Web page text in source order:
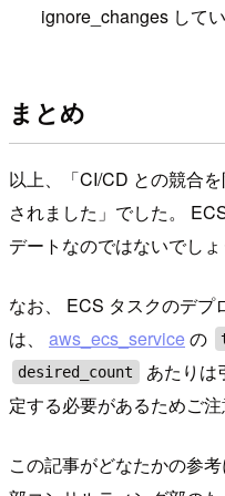
ignore_changes して
まとめ
以上、「CI/CD との競合
されました」でした。
デートなのではないでしょ
なお、 ECS タスクのデプ
は、 aws_ecs_serviceの
desired_count
あたりは
定する必要があるためご注
この記事がどなたかの参